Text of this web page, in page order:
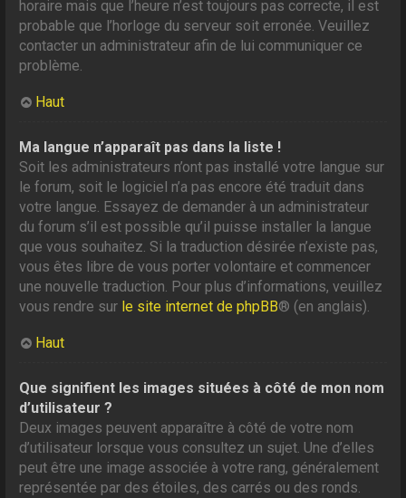
horaire mais que l’heure n’est toujours pas correcte, il est
probable que l’horloge du serveur soit erronée. Veuillez
contacter un administrateur afin de lui communiquer ce
problème.
Haut
Ma langue n’apparaît pas dans la liste !
Soit les administrateurs n’ont pas installé votre langue sur
le forum, soit le logiciel n’a pas encore été traduit dans
votre langue. Essayez de demander à un administrateur
du forum s’il est possible qu’il puisse installer la langue
que vous souhaitez. Si la traduction désirée n’existe pas,
vous êtes libre de vous porter volontaire et commencer
une nouvelle traduction. Pour plus d’informations, veuillez
vous rendre sur le site internet de phpBB® (en anglais).
Haut
Que signifient les images situées à côté de mon nom
d’utilisateur ?
Deux images peuvent apparaître à côté de votre nom
d’utilisateur lorsque vous consultez un sujet. Une d’elles
peut être une image associée à votre rang, généralement
représentée par des étoiles, des carrés ou des ronds.